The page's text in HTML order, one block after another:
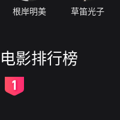
根岸明美 草笛光子
电影排行榜